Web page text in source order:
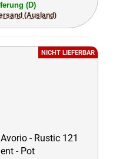
(D)
(Ausland)
NICHT LIEFERBAR